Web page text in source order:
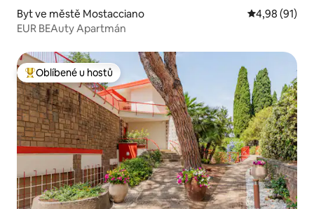
Byt ve městě Mostacciano Průměrné
4,98 (91)
EUR BEAuty Apartmán
Nejlepší v kategorii Oblíbené u hostů
Oblíbené u hostů